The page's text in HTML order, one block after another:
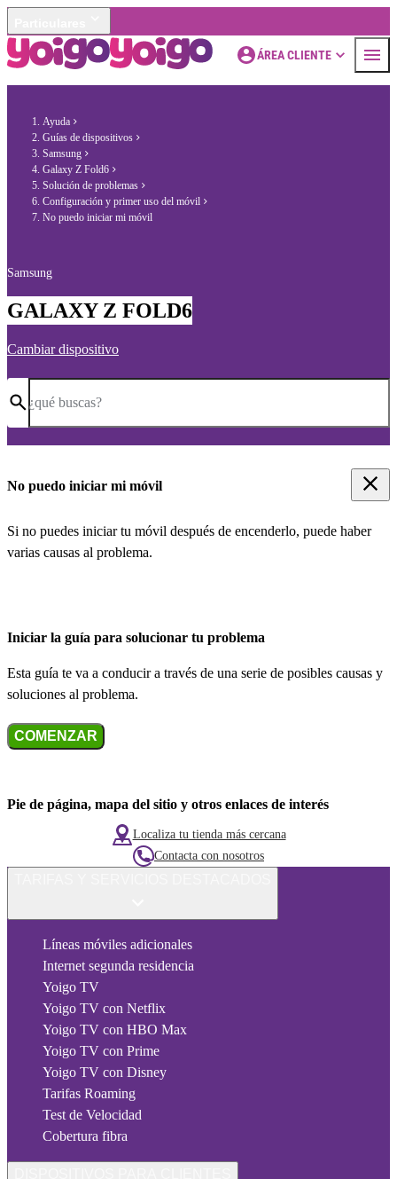
ÁREA CLIENTE
Ayuda
Guías de dispositivos
Samsung
Galaxy Z Fold6
Solución de problemas
Configuración y primer uso del móvil
No puedo iniciar mi móvil
Samsung
GALAXY Z FOLD6
Cambiar dispositivo
¿qué buscas?
No puedo iniciar mi móvil
Si no puedes iniciar tu móvil después de encenderlo, puede haber
varias causas al problema.
Iniciar la guía para solucionar tu problema
Esta guía te va a conducir a través de una serie de posibles causas y
soluciones al problema.
COMENZAR
Pie de página, mapa del sitio y otros enlaces de interés
Localiza tu tienda más cercana
Contacta con nosotros
Líneas móviles adicionales
Internet segunda residencia
Yoigo TV
Yoigo TV con Netflix
Yoigo TV con HBO Max
Yoigo TV con Prime
Yoigo TV con Disney
Tarifas Roaming
Test de Velocidad
Cobertura fibra